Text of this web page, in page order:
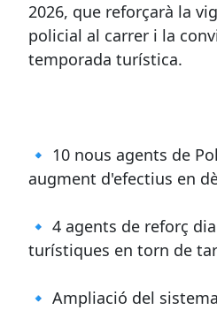
2026, que reforçarà la
policial al carrer i la
temporada turística.
🔹 10 nous agents de
augment d'efectius en
🔹 4 agents de reforç
turístiques en torn de
🔹 Ampliació del